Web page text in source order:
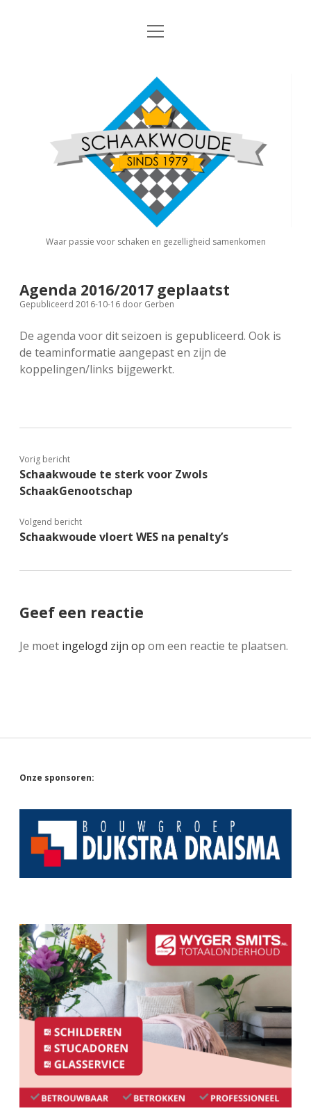
Nieuws
Algemene Informatie
Privacy Statement
Interne Competitie
dropdown
menu
Competitiereglement
Externe Competitie open
KNSB: Schaakwoude I
KNSB: Schaakwoude II
FSB: Schaakwoude I
FSB: Schaakwoude II
FSB: Schaakwoude III
Jeugdschaken
Eregalerij
Agenda
Koppelingen
Sponsoren
open
Schaakvereniging
Schaakwoude
Waar passie voor schaken en gezelligheid samenkomen
Agenda 2016/2017 geplaatst
Gepubliceerd 2016-10-16 door Gerben
De agenda voor dit seizoen is gepubliceerd. Ook is
de teaminformatie aangepast en zijn de
koppelingen/links bijgewerkt.
Vorig bericht
Schaakwoude te sterk voor Zwols
SchaakGenootschap
Volgend bericht
Schaakwoude vloert WES na penalty’s
Geef een reactie
Je moet ingelogd zijn op om een reactie te plaatsen.
Sidebar
Onze sponsoren: